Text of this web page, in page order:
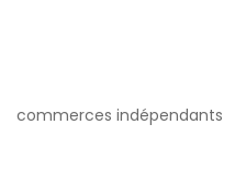
commerces indépendants